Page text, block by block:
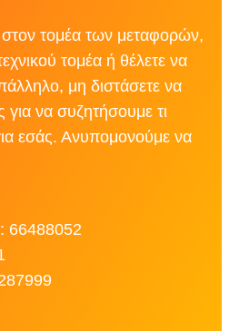
στον τομέα των μεταφορών,
τομέα ή θέλετε να
μη διστάσετε να
για να συζητήσουμε τι
εσάς. Ανυπομονούμε να
66488052